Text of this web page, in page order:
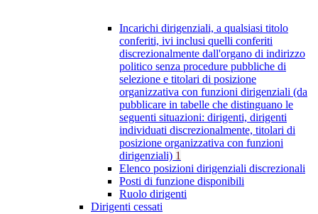
Incarichi dirigenziali, a qualsiasi titolo
conferiti, ivi inclusi quelli conferiti
discrezionalmente dall'organo di indirizzo
politico senza procedure pubbliche di
selezione e titolari di posizione
organizzativa con funzioni dirigenziali (da
pubblicare in tabelle che distinguano le
seguenti situazioni: dirigenti, dirigenti
individuati discrezionalmente, titolari di
posizione organizzativa con funzioni
dirigenziali) 1
Elenco posizioni dirigenziali discrezionali
Posti di funzione disponibili
Ruolo dirigenti
Dirigenti cessati